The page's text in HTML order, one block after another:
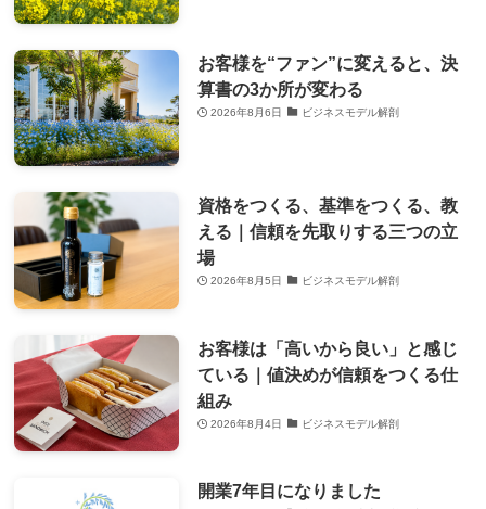
お客様を“ファン”に変えると、決
算書の3か所が変わる
2026年8月6日 ビジネスモデル解剖
資格をつくる、基準をつくる、教
える｜信頼を先取りする三つの立
場
2026年8月5日 ビジネスモデル解剖
お客様は「高いから良い」と感じ
ている｜値決めが信頼をつくる仕
組み
2026年8月4日 ビジネスモデル解剖
開業7年目になりました